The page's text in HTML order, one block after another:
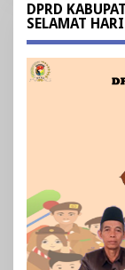
DPRD
SELAMAT